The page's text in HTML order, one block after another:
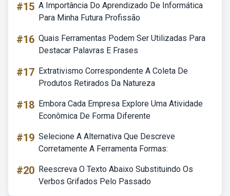
#15 A Importância Do Aprendizado De Informática
Para Minha Futura Profissão
#16 Quais Ferramentas Podem Ser Utilizadas Para
Destacar Palavras E Frases
#17 Extrativismo Correspondente A Coleta De
Produtos Retirados Da Natureza
#18 Embora Cada Empresa Explore Uma Atividade
Econômica De Forma Diferente
#19 Selecione A Alternativa Que Descreve
Corretamente A Ferramenta Formas:
#20 Reescreva O Texto Abaixo Substituindo Os
Verbos Grifados Pelo Passado